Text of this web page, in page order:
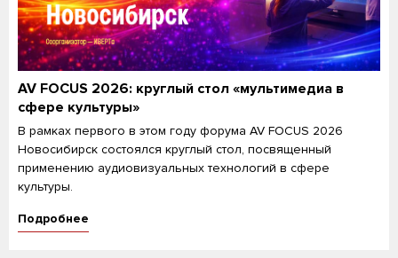
AV FOCUS 2026: круглый стол «мультимедиа в
сфере культуры»
В рамках первого в этом году форума AV FOCUS 2026
Новосибирск состоялся круглый стол, посвященный
применению аудиовизуальных технологий в сфере
культуры.
Подробнее